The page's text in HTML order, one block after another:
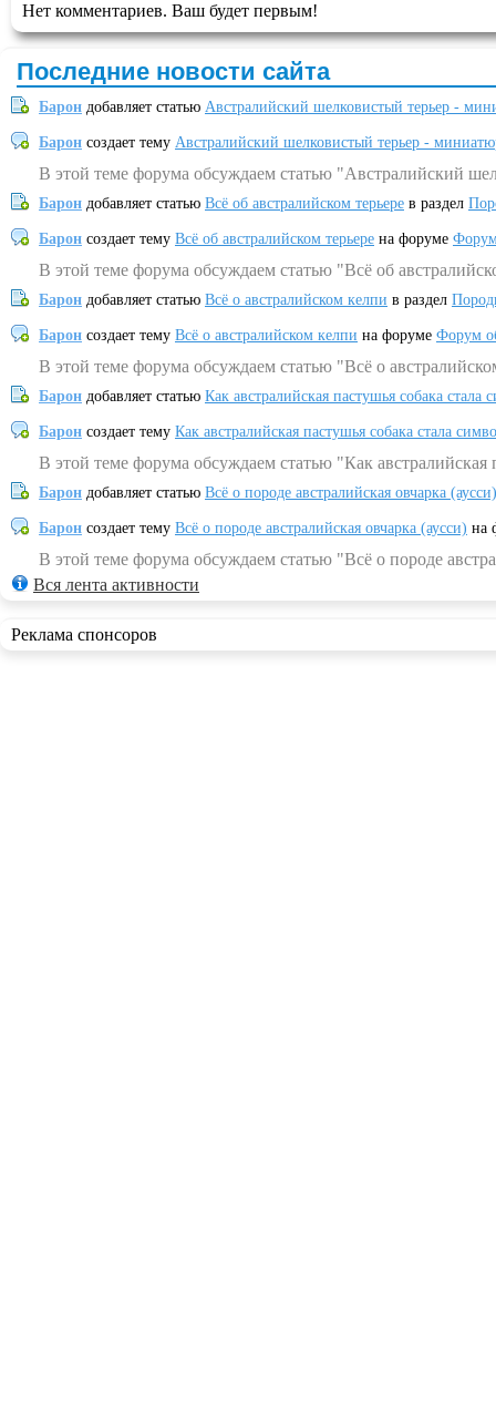
Нет комментариев. Ваш будет первым!
Последние новости сайта
Барон добавляет статью Австралийский шелковистый терьер -
Барон создает тему Австралийский шелковистый терьер -
В этой теме форума обсуждаем статью "Австралийский
Барон добавляет статью Всё об австралийском терьере в раздел
Барон создает тему Всё об австралийском терьере на форуме
В этой теме форума обсуждаем статью "Всё об
Барон добавляет статью Всё о австралийском келпи в раздел
Барон создает тему Всё о австралийском келпи на форуме Форум
В этой теме форума обсуждаем статью "Всё о
Барон добавляет статью Как австралийская пастушья собака
Барон создает тему Как австралийская пастушья собака стала
В этой теме форума обсуждаем статью "Как
Барон добавляет статью Всё о породе австралийская овчарка (аусси)
Барон создает тему Всё о породе австралийская овчарка (аусси) на
В этой теме форума обсуждаем статью "Всё о породе
Вся лента активности
Реклама спонсоров